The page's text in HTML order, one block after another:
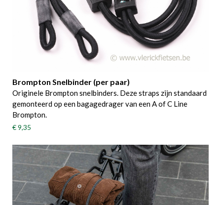
Brompton Snelbinder (per paar)
Originele Brompton snelbinders. Deze straps zijn standaard
gemonteerd op een bagagedrager van een A of C Line
Brompton.
€ 9,35